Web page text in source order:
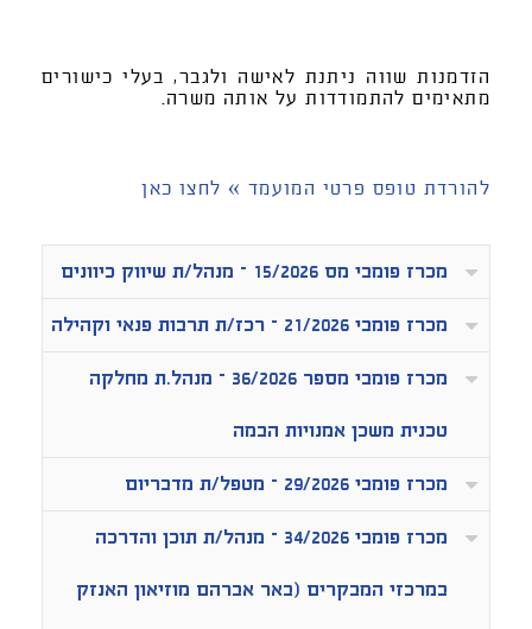
הזדמנות שווה ניתנת לאישה ולגבר, בעלי כישורים
מתאימים להתמודדות על אותה משרה.
להורדת טופס פרטי המועמד » לחצו כאן
מכרז פומבי מס 15/2026 – מנהל/ת שיווק כיוונים
מכרז פומבי 21/2026 – רכז/ת תרבות פנאי וקהילה
מכרז פומבי מספר 36/2026 – מנהל.ת מחלקה
טכנית משכן אמנויות הבמה
מכרז פומבי 29/2026 – מטפל/ת מדבריום
מכרז פומבי 34/2026 – מנהל/ת תוכן והדרכה
במרכזי המבקרים (באר אברהם מוזיאון האנזק